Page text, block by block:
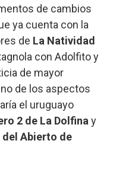
de cambios
ya cuenta con la
de La Natividad
con Adolfito y
de mayor
de los aspectos
el uruguayo
2 de La Dolfina y
Abierto de